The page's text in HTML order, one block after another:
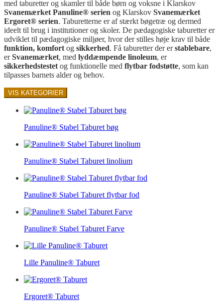
med taburetter og skamler til både børn og voksne i Klarskov
Svanemærket Panuline® serien og Klarskov Svanemærket
Ergoret® serien. Taburetterne er af stærkt bøgetræ og dermed
ideelt til brug i institutioner og skoler. De pædagogiske taburetter er
udviklet til pædagogiske miljøer, hvor der stilles høje krav til både
funktion, komfort og sikkerhed. Få taburetter der erstablebare,
erSvanemærket, med lyddæmpende linoleum, er
sikkerhedstestet og funktionelle med flytbar fodstøtte, som kan
tilpasses barnets alder og behov.
VIS KATEGORIER
Panuline® Stabel Taburet bøg
Panuline® Stabel Taburet linolium
Panuline® Stabel Taburet flytbar fod
Panuline® Stabel Taburet Farve
Lille Panuline® Taburet
Ergoret® Taburet